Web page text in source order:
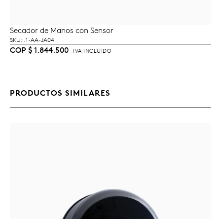
LEER MÁS
Secador de Manos con Sensor
SKU: .1-AA-JA04
COP $ 1.844.500 IVA INCLUIDO
PRODUCTOS SIMILARES